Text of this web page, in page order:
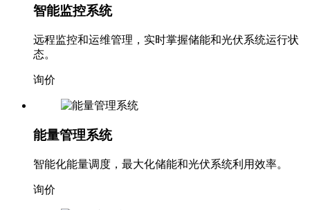
智能监控系统
远程监控和运维管理，实时掌握储能和光伏系统运行状
态。
询价
能量管理系统
智能化能量调度，最大化储能和光伏系统利用效率。
询价